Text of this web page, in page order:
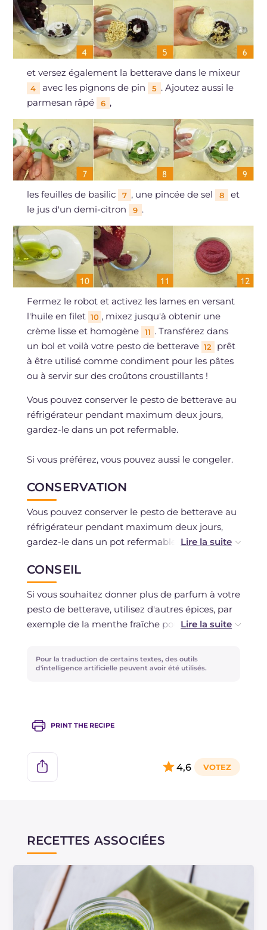
et versez également la betterave dans le mixeur
4 avec les pignons de pin 5 . Ajoutez aussi le
parmesan râpé
6 ,
les feuilles de basilic 7 , une pincée de sel 8
et
le jus d'un demi-citron
9 .
Fermez le robot et activez les lames en versant
l'huile en filet 10 , mixez jusqu'à obtenir une
crème lisse et homogène
11 . Transférez dans
un bol et voilà votre pesto de betterave 12
prêt
à être utilisé comme condiment pour les pâtes
ou à servir sur des croûtons croustillants !
Vous pouvez conserver le pesto de betterave au
réfrigérateur pendant maximum deux jours,
gardez-le dans un pot refermable.
Si vous préférez, vous pouvez aussi le congeler.
CONSERVATION
Vous pouvez conserver le pesto de betterave au
réfrigérateur pendant maximum deux jours,
gardez-le dans un pot refermable.
Si vous préférez, vous pouvez aussi le congeler
dans de petits pots.
CONSEIL
Si vous souhaitez donner plus de parfum à votre
pesto de betterave, utilisez d'autres épices, par
exemple de la menthe fraîche pour un arôme
rehausser le citron !
Pour la traduction de certains textes, des outils
d'intelligence artificielle peuvent avoir été utilisés.
PRINT THE RECIPE
4,6
RECETTES ASSOCIÉES